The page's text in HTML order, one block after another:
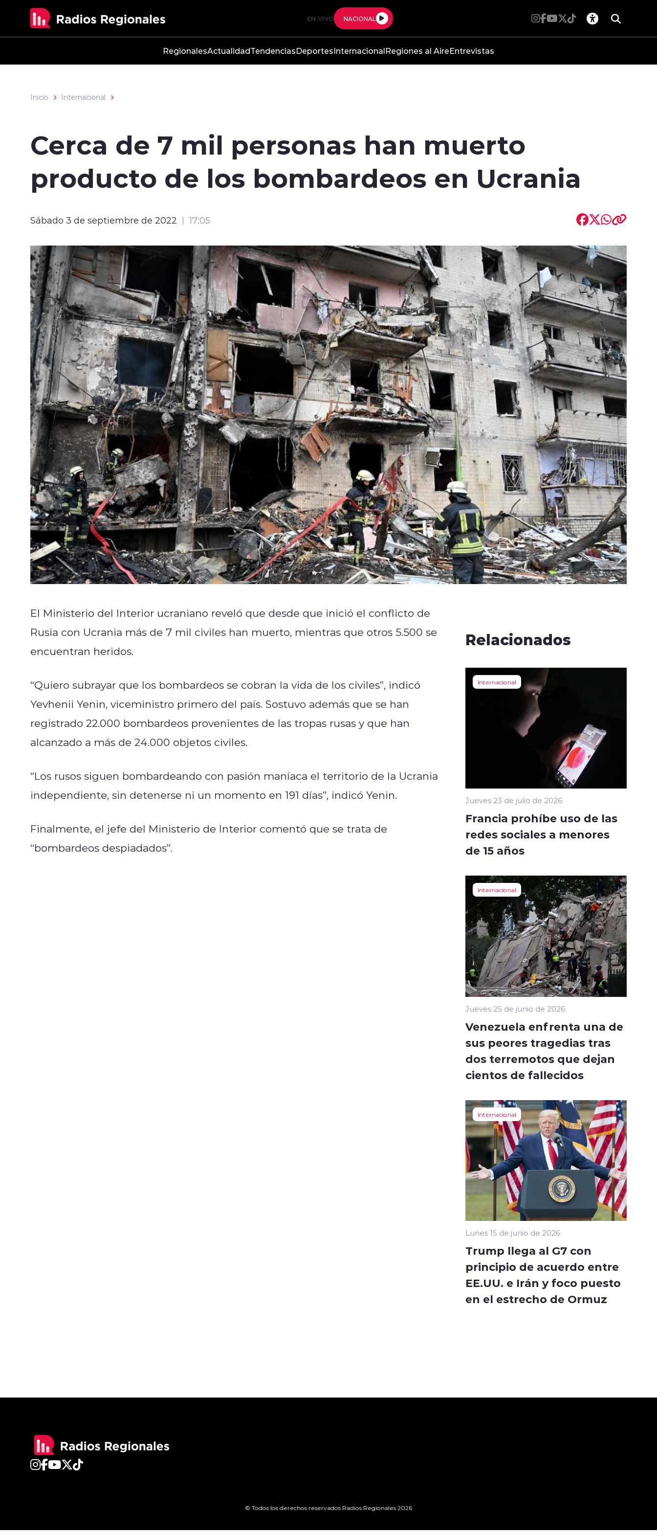
EN VIVO NACIONAL
RegionalesActualidadTendenciasDeportesInternacionalRegiones al AireEntrevistas
Inicio Internacional
Cerca de 7 mil personas han muerto
producto de los bombardeos en Ucrania
Sábado 3 de septiembre de 2022 17:05
El Ministerio del Interior ucraniano reveló que desde que inició el conflicto de
Rusia con Ucrania más de 7 mil civiles han muerto, mientras que otros 5.500 se
encuentran heridos.
“Quiero subrayar que los bombardeos se cobran la vida de los civiles”, indicó
Yevhenii Yenin, viceministro primero del país. Sostuvo además que se han
registrado 22.000 bombardeos provenientes de las tropas rusas y que han
alcanzado a más de 24.000 objetos civiles.
“Los rusos siguen bombardeando con pasión maníaca el territorio de la Ucrania
independiente, sin detenerse ni un momento en 191 días”, indicó Yenin.
Finalmente, el jefe del Ministerio de Interior comentó que se trata de
“bombardeos despiadados”.
Relacionados
Internacional
Jueves 23 de julio de 2026
Francia prohíbe uso de las
redes sociales a menores
de 15 años
Internacional
Jueves 25 de junio de 2026
Venezuela enfrenta una de
sus peores tragedias tras
dos terremotos que dejan
cientos de fallecidos
Internacional
Lunes 15 de junio de 2026
Trump llega al G7 con
principio de acuerdo entre
EE.UU. e Irán y foco puesto
en el estrecho de Ormuz
© Todos los derechos reservados Radios Regionales 2026